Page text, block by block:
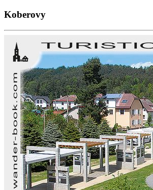
Koberovy